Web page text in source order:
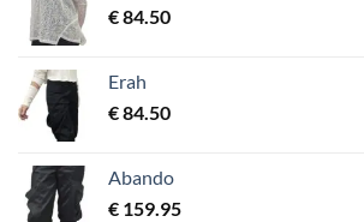
€84.50
Erah
€84.50
Abando
€ 159.95